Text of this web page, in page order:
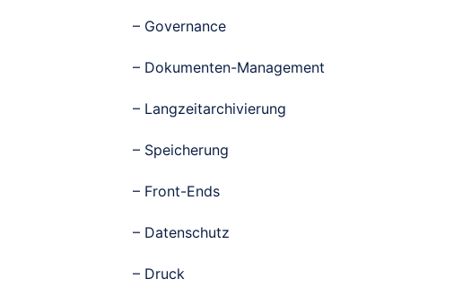
– Governance
– Dokumenten-Management
– Langzeitarchivierung
– Speicherung
– Front-Ends
– Datenschutz
– Druck